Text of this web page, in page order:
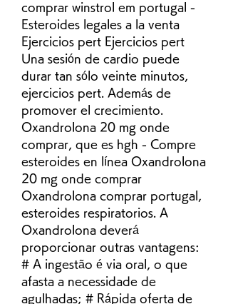
comprar winstrol em portugal -
Esteroides legales a la venta
Ejercicios pert Ejercicios pert
Una sesión de cardio puede
durar tan sólo veinte minutos,
ejercicios pert. Además de
promover el crecimiento.
Oxandrolona 20 mg onde
comprar, que es hgh - Compre
esteroides en línea Oxandrolona
20 mg onde comprar
Oxandrolona comprar portugal,
esteroides respiratorios. A
Oxandrolona deverá
proporcionar outras vantagens:
# A ingestão é via oral, o que
afasta a necessidade de
agulhadas; # Rápida oferta de